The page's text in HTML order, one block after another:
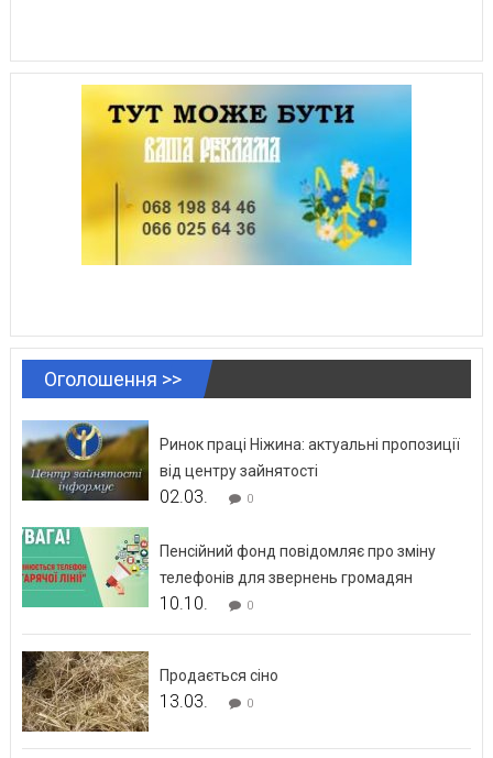
Оголошення >>
Ринок праці Ніжина: актуальні пропозиції
від центру зайнятості
02.03. 0
Пенсійний фонд повідомляє про зміну
телефонів для звернень громадян
10.10. 0
Продається сіно
13.03. 0